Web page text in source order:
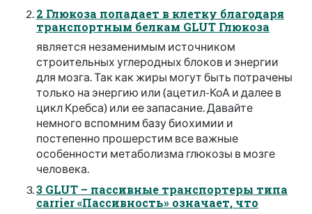
2 Глюкоза попадает в клетку благодаря
транспортным белкам GLUT Глюкоза
является незаменимым источником
строительных углеродных блоков и энергии
для мозга. Так как жиры могут быть потрачены
только на энергию или (ацетил-КоА и далее в
цикл Кребса) или ее запасание. Давайте
немного вспомним базу биохимии и
постепенно прошерстим все важные
особенности метаболизма глюкозы в мозге
человека.
3 GLUT – пассивные транспортеры типа
carrier «Пассивность» означает, что